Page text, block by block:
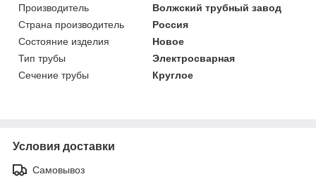
Производитель
Волжский трубный завод
Страна производитель
Россия
Состояние изделия
Новое
Тип трубы
Электросварная
Сечение трубы
Круглое
Условия доставки
Самовывоз